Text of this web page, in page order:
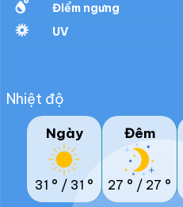
Điểm ngưng
UV
Nhiệt độ
Ngày
31 ° / 31 °
Đêm
27 ° / 27 °